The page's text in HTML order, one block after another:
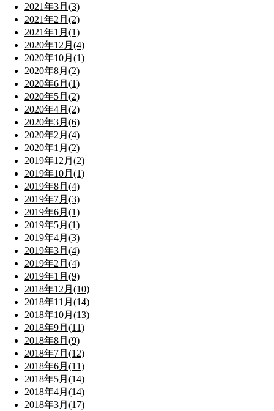
2021年3月(3)
2021年2月(2)
2021年1月(1)
2020年12月(4)
2020年10月(1)
2020年8月(2)
2020年6月(1)
2020年5月(2)
2020年4月(2)
2020年3月(6)
2020年2月(4)
2020年1月(2)
2019年12月(2)
2019年10月(1)
2019年8月(4)
2019年7月(3)
2019年6月(1)
2019年5月(1)
2019年4月(3)
2019年3月(4)
2019年2月(4)
2019年1月(9)
2018年12月(10)
2018年11月(14)
2018年10月(13)
2018年9月(11)
2018年8月(9)
2018年7月(12)
2018年6月(11)
2018年5月(14)
2018年4月(14)
2018年3月(17)